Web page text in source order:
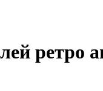
ретро